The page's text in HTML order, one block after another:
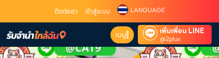
ติดต่อเรา เข้าสู่ระบบ LANGUAGE
เมนู เพิ่มเพื่อน LINE
@2plus